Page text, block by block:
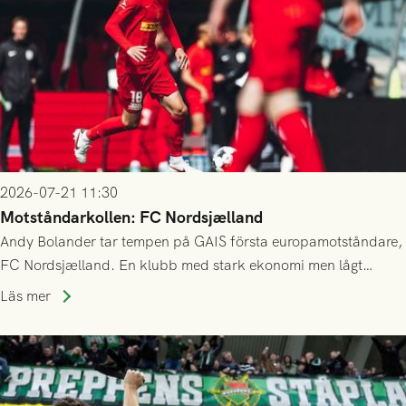
2026-07-21 11:30
Motståndarkollen: FC Nordsjælland
Andy Bolander tar tempen på GAIS första europamotståndare,
FC Nordsjælland. En klubb med stark ekonomi men lågt
publiksnitt, ett lag med både kollektiv styrka och individuell
Läs mer